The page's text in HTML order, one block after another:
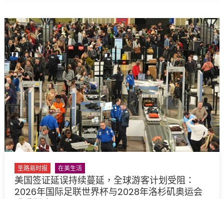
叙
事
的
力
量
Whitfield
Students
Explore
Genocide,
Identity,
and
Storytelling
Production〉
中
知
多
少
(17)?
65
岁
后
白
卡
为
何
被
消？
Medicare
圣路易时报 在美生活
美国签证延误持续蔓延，全球游客计划受阻：
2026年国际足联世界杯与2028年洛杉矶奥运会